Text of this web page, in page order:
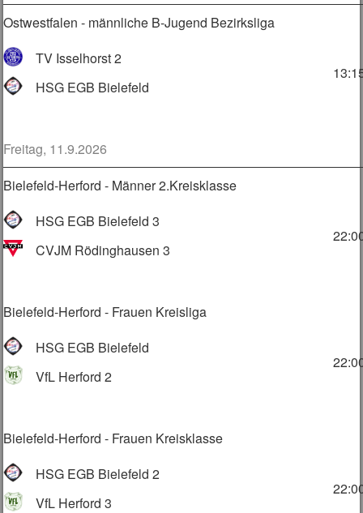
Ostwestfalen - männliche B-Jugend Bezirksliga
TV Isselhorst 2
HSG EGB Bielefeld
Freitag, 11.9.2026
Bielefeld-Herford - Männer 2.Kreisklasse
HSG EGB Bielefeld 3
CVJM Rödinghausen 3
Bielefeld-Herford - Frauen Kreisliga
HSG EGB Bielefeld
VfL Herford 2
Bielefeld-Herford - Frauen Kreisklasse
HSG EGB Bielefeld 2
VfL Herford 3